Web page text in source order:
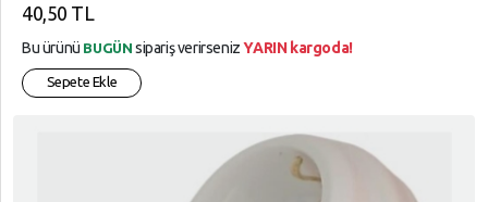
40,50 TL
Bu ürünü BUGÜN sipariş verirsenizYARIN kargoda!
Sepete Ekle